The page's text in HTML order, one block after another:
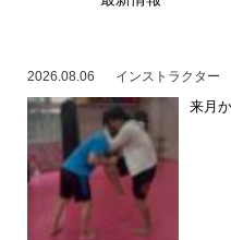
2026.08.06 インストラクター
来月